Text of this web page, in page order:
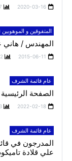
2020-03-16
المتفوقين و
المهندس / هاني
2015-06-11
عام قائمة الشرف
الصفحة الرئيسية
2022-02-18
عام قائمة الشرف
المدرجون في
علي قلادة